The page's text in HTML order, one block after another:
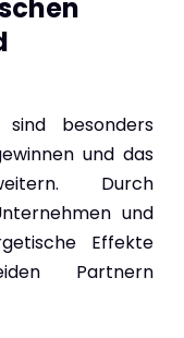
sind besonders
und das
Durch
und
Effekte
Partnern